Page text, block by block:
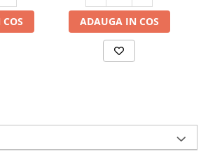
ADAUGA IN COS